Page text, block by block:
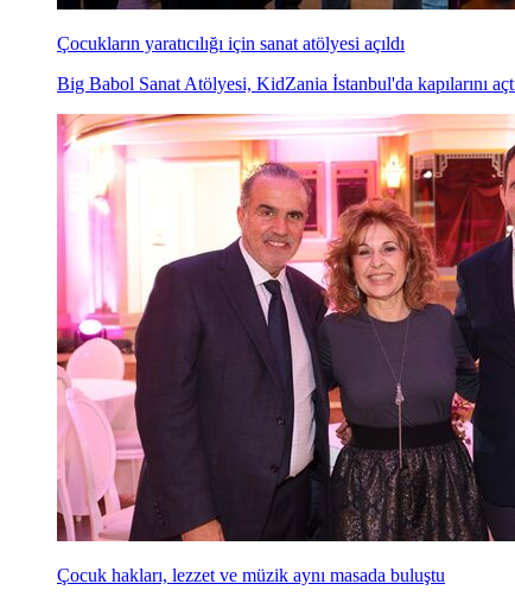
Çocukların yaratıcılığı için sanat atölyesi açıldı
Big Babol Sanat Atölyesi, KidZania İstanbul'da kapılarını
Çocuk hakları, lezzet ve müzik aynı masada buluştu